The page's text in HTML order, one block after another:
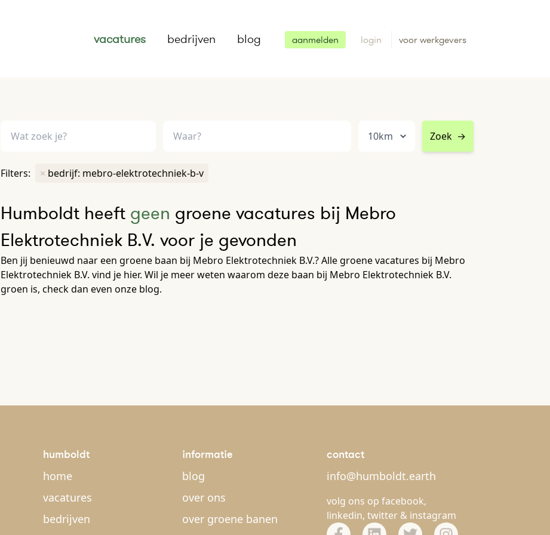
vacatures bedrijven blog aanmelden login voor werkgevers
Zoek →
Filters: × bedrijf: mebro-elektrotechniek-b-v
Humboldt heeft geen groene vacatures bij Mebro
Elektrotechniek B.V. voor je gevonden
Ben jij benieuwd naar een groene baan bij Mebro Elektrotechniek B.V.? Alle groene vacatures bij Mebro
Elektrotechniek B.V. vind je hier. Wil je meer weten waarom deze baan bij Mebro Elektrotechniek B.V.
groen is, check dan even onze blog.
humboldt
home
vacatures
bedrijven
informatie
blog
over ons
over groene banen
contact
info@humboldt.earth
volg ons op facebook,
linkedin, twitter & instagram